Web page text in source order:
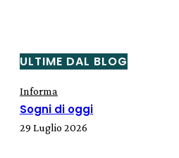
ULTIME DAL BLOG
Informa
Sogni di oggi
29 Luglio 2026